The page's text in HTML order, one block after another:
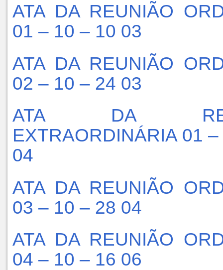
ATA DA REUNIÃO
01 – 10 – 10 03
ATA DA REUNIÃO
02 – 10 – 24 03
ATA DA
EXTRAORDINÁRIA 01
04
ATA DA REUNIÃO
03 – 10 – 28 04
ATA DA REUNIÃO
04 – 10 – 16 06